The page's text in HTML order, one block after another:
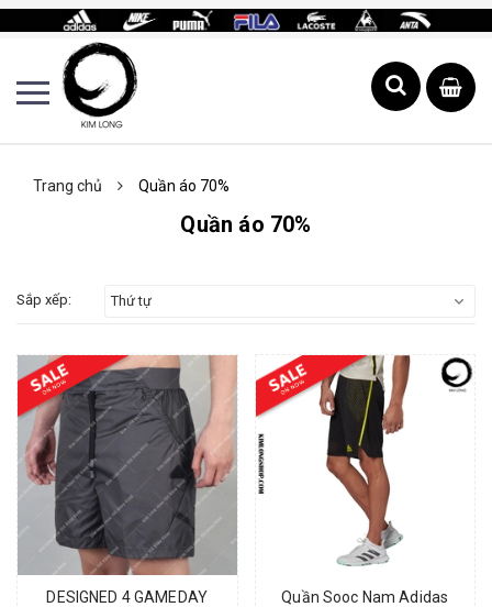
Trang chủ Quần áo 70%
Quần áo 70%
Sắp xếp: Thứ tự
DESIGNED 4 GAMEDAY
Quần Sooc Nam Adidas